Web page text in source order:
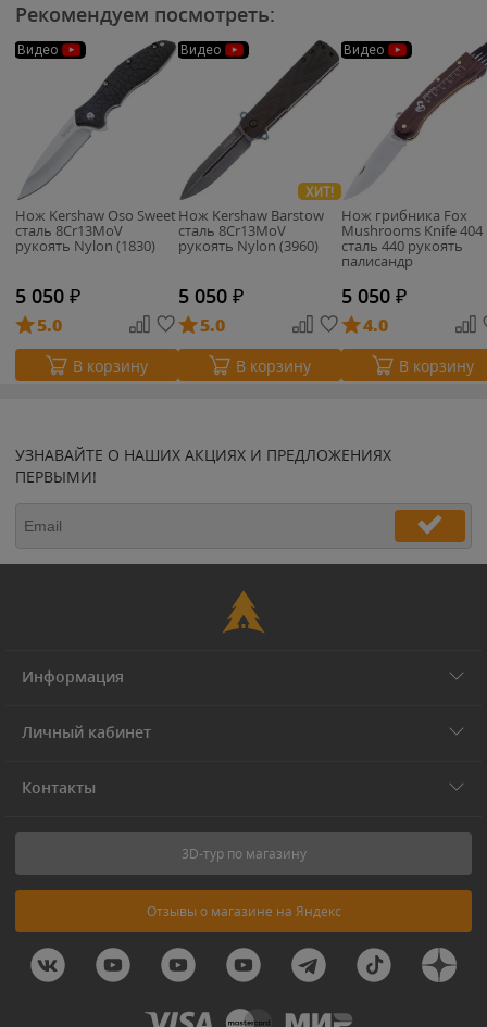
Рекомендуем посмотреть:
Видео
Нож Kershaw Oso Sweet
сталь 8Cr13MoV
рукоять Nylon (1830)
5 050 ₽
5.0
В корзину
Видео
ХИТ!
Нож Kershaw Barstow
сталь 8Cr13MoV
рукоять Nylon (3960)
5 050 ₽
5.0
В корзину
Видео
Нож грибника Fox
Mushrooms Knife 404
сталь 440 рукоять
палисандр
5 050 ₽
4.0
В корзину
УЗНАВАЙТЕ О НАШИХ АКЦИЯХ И ПРЕДЛОЖЕНИЯХ
ПЕРВЫМИ!
Информация
Личный кабинет
Контакты
3D-тур по магазину
Отзывы о магазине на Яндекс